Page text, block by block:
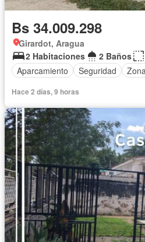
Bs 34.009.298
Girardot, Aragua
2 Habitaciones
2 Baños
Aparcamiento
Seguridad
Hace 2 días, 9 horas